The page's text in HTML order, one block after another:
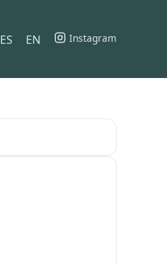
ES EN Instagram